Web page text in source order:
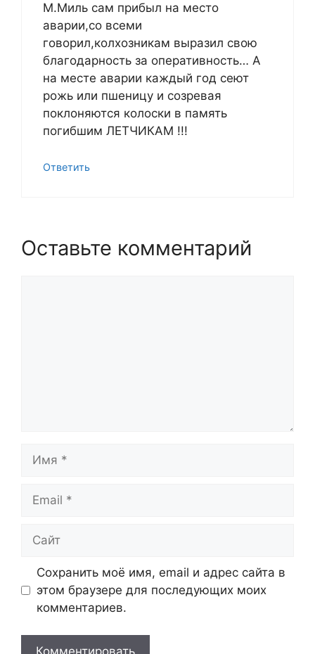
М.Миль сам прибыл на место
аварии,со всеми
говорил,колхозникам выразил свою
благодарность за оперативность… А
на месте аварии каждый год сеют
рожь или пшеницу и созревая
поклоняются колоски в память
погибшим ЛЕТЧИКАМ !!!
Ответить
Оставьте комментарий
Имя
Email
Сайт
Сохранить моё имя, email и адрес сайта в
этом браузере для последующих моих
комментариев.